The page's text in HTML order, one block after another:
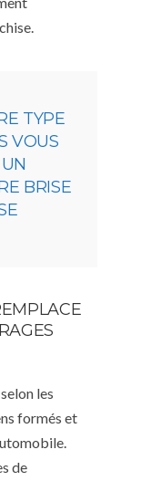
TYPE
VOUS
BRISE
les
formés et
de